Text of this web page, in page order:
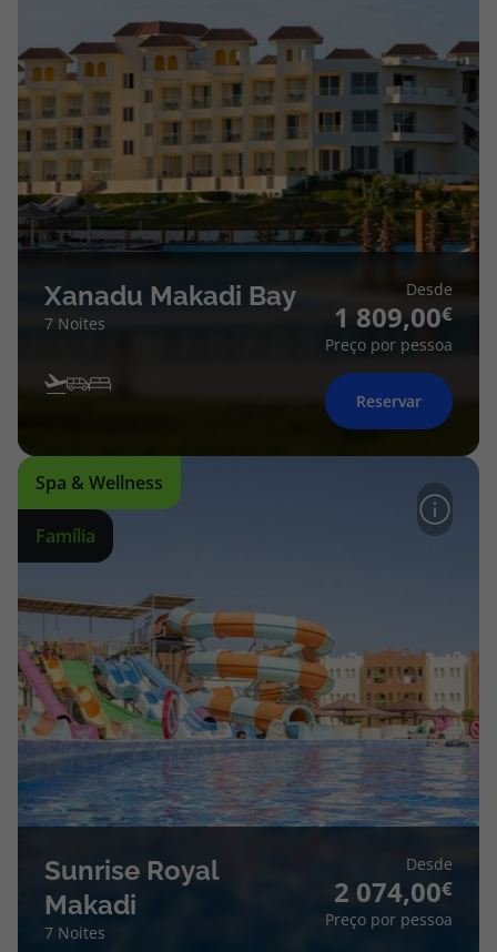
Xanadu Makadi Bay
7 Noites
Desde
1 809,00
Preço por pessoa
Reservar
Spa & Wellness
Família
Sunrise Royal
Makadi
7 Noites
Desde
2 074,00
Preço por pessoa